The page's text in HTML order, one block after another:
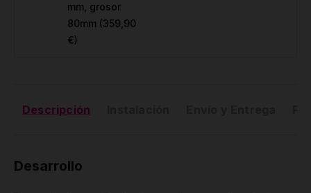
mm, grosor
80mm (359,90
€)
Descripción
Desarrollo